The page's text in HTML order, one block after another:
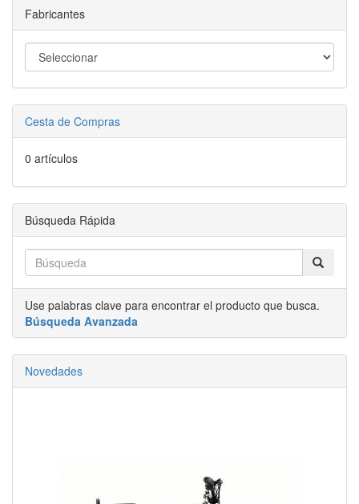
Fabricantes
Cesta de Compras
0 artículos
Búsqueda Rápida
Use palabras clave para encontrar el producto que busca.
Búsqueda Avanzada
Novedades